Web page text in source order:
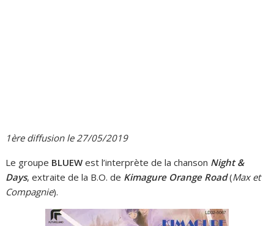
1ère diffusion le 27/05/2019
Le groupe BLUEW est l’interprète de la chanson Night &
Days, extraite de la B.O. de Kimagure Orange Road(Max et
Compagnie).